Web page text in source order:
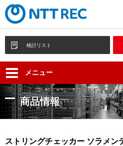
検討リスト
メニュー
商品情報
ストリングチェッカー ソラメン